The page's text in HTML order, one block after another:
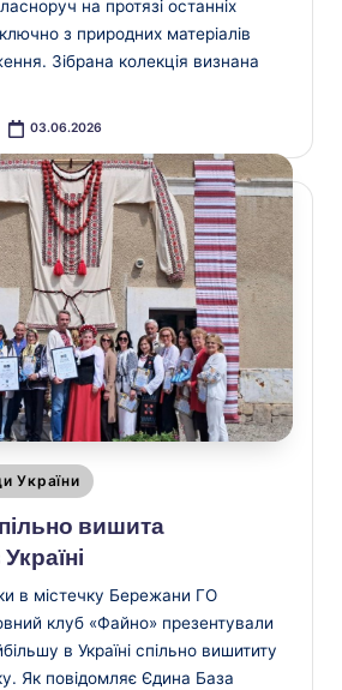
на протязі останніх
з природних матеріалів
Зібрана колекція визнана
03.06.2026
України
вишита
в містечку Бережани ГО
клуб «Файно» презентували
в Україні спільно вишититу
Як повідомляє Єдина База